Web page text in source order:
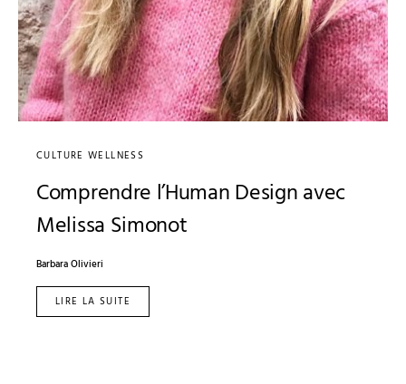
CULTURE WELLNESS
Comprendre l’Human Design avec
Melissa Simonot
Barbara Olivieri
LIRE LA SUITE